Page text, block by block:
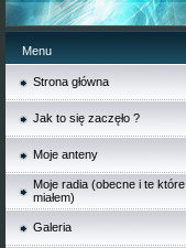
Menu
Strona główna
Jak to się zaczęło ?
Moje anteny
Moje radia (obecne i te które
miałem)
Galeria